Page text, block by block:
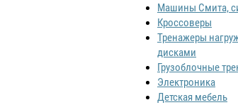
Машины Смита,
Кроссоверы
Тренажеры
дисками
Грузоблочные
Электроника
Детская мебель